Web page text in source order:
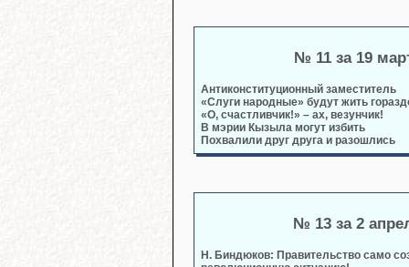
№ 11 за 19
Антиконституционный заместитель
«Слуги народные» будут жить
«О, счастливчик!» – ах, везунчик!
В мэрии Кызыла могут избить
Похвалили друг друга и разошлись
№ 13 за 2
Н. Биндюков: Правительство само